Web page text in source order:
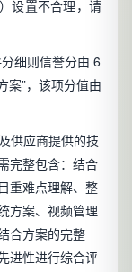
设置不合理，请
细则信誉分由 6
案”，该项分值由
供应商提供的技
完整包含：结合
重难点理解、整
方案、视频管理
合方案的完整
进性进行综合评